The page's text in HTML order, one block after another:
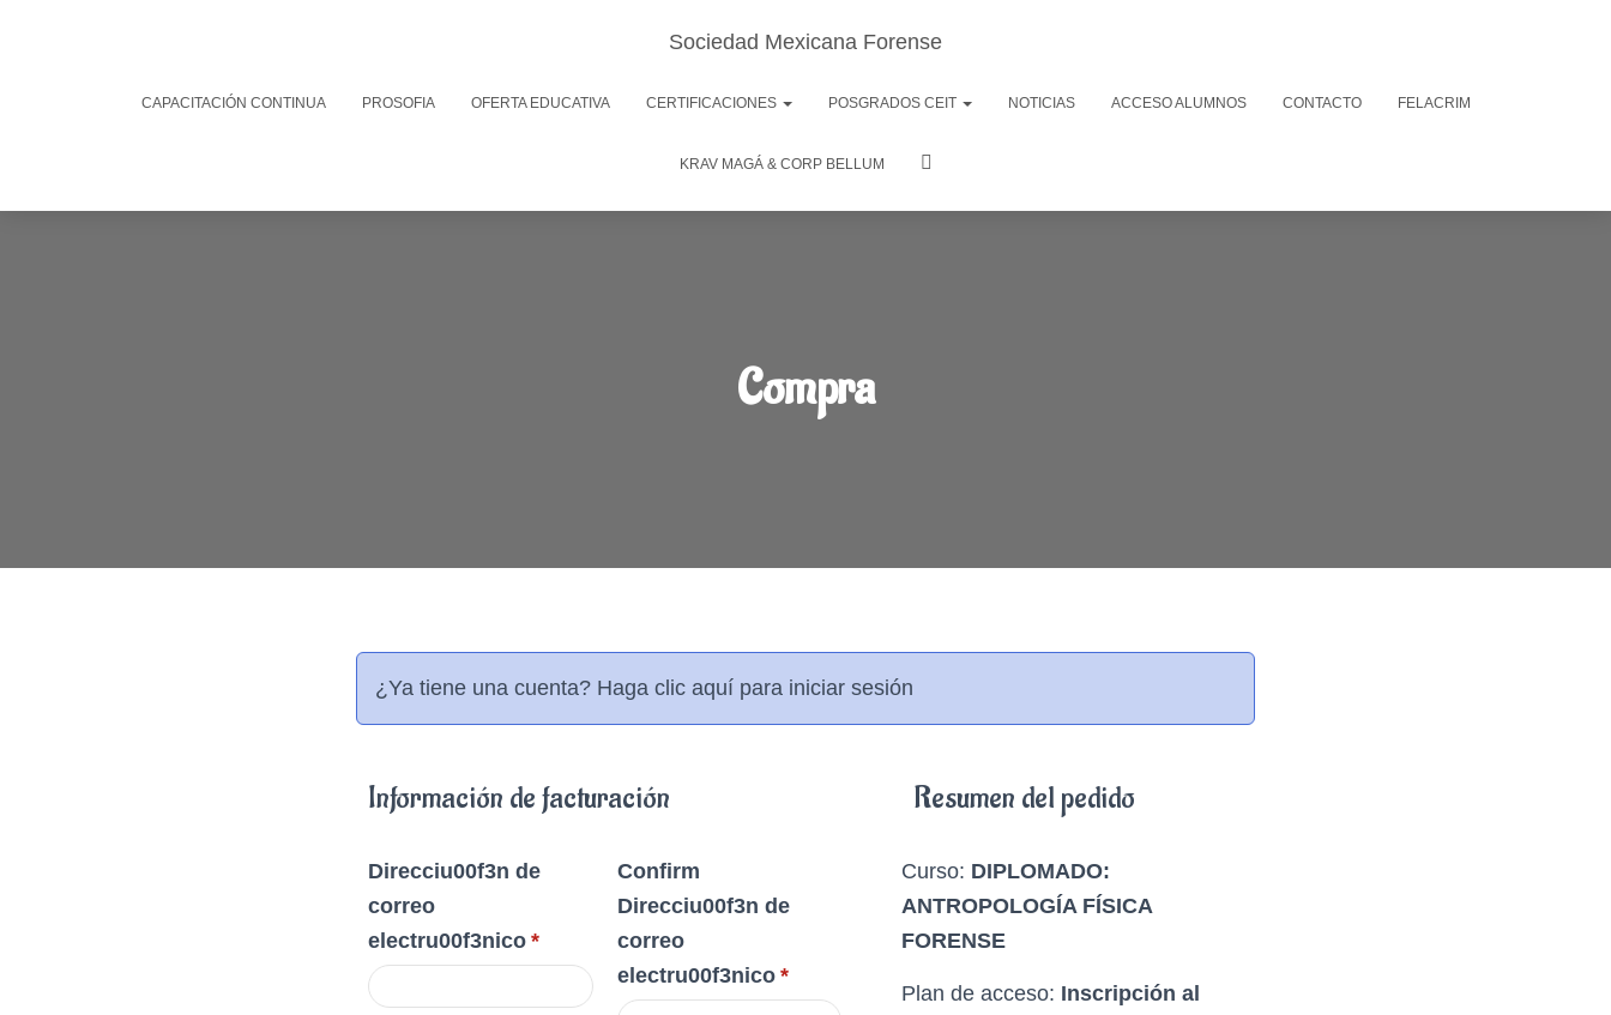
Sociedad Mexicana Forense
CAPACITACIÓN CONTINUA PROSOFIA OFERTA EDUCATIVA CERTIFICACIONES POSGRADOS CEIT NOTICIAS ACCESO ALUMNOS CONTACTO FELACRIM
KRAV MAGÁ & CORP BELLUM
Compra
¿Ya tiene una cuenta? Haga clic aquí para iniciar sesión
Información de facturación
Direcciu00f3n de
correo
electru00f3nico *
Confirm
Direcciu00f3n de
correo
electru00f3nico *
Resumen del pedido
Curso: DIPLOMADO:
ANTROPOLOGÍA FÍSICA
FORENSE
Plan de acceso: Inscripción al